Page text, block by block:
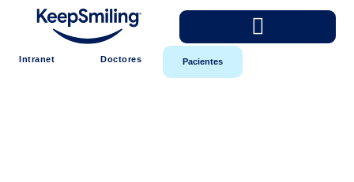
Intranet Doctores Pacientes